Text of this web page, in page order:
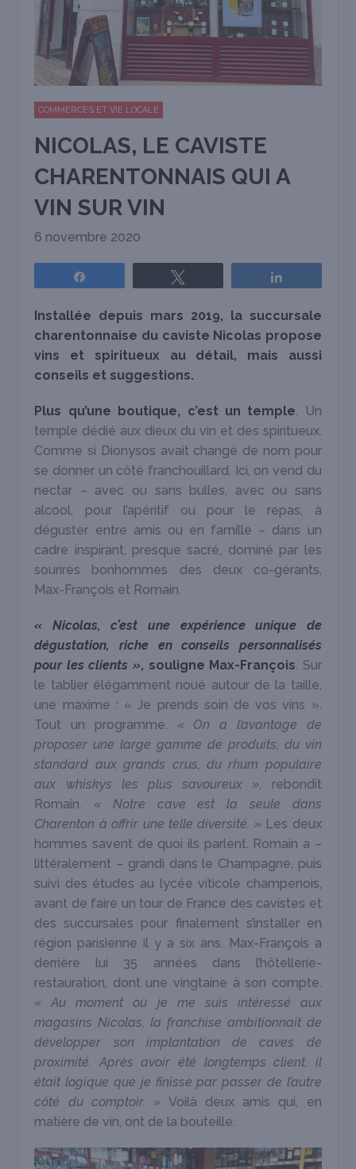
COMMERCES ET VIE LOCALE
NICOLAS, LE CAVISTE
CHARENTONNAIS QUI A
VIN SUR VIN
6 novembre 2020
Installée depuis mars 2019, la succursale
charentonnaise du caviste Nicolas propose
vins et spiritueux au détail, mais aussi
conseils et suggestions.
Plus qu’une boutique, c’est un temple. Un
temple dédié aux dieux du vin et des spiritueux.
Comme si Dionysos avait changé de nom pour
se donner un côté franchouillard. Ici, on vend du
nectar – avec ou sans bulles, avec ou sans
alcool, pour l’apéritif ou pour le repas, à
déguster entre amis ou en famille – dans un
cadre inspirant, presque sacré, dominé par les
sourires bonhommes des deux co-gérants,
Max-François et Romain.
« Nicolas, c’est une expérience unique de
dégustation, riche en conseils personnalisés
pour les clients », souligne Max-François. Sur
le tablier élégamment noué autour de la taille,
une maxime : « Je prends soin de vos vins ».
Tout un programme. « On a l’avantage de
proposer une large gamme de produits, du vin
standard aux grands crus, du rhum populaire
aux whiskys les plus savoureux », rebondit
Romain. « Notre cave est la seule dans
Charenton à offrir une telle diversité. » Les deux
hommes savent de quoi ils parlent. Romain a –
littéralement – grandi dans le Champagne, puis
suivi des études au lycée viticole champenois,
avant de faire un tour de France des cavistes et
des succursales pour finalement s’installer en
région parisienne il y a six ans. Max-François a
derrière lui 35 années dans l’hôtellerie-
restauration, dont une vingtaine à son compte.
« Au moment où je me suis intéressé aux
magasins Nicolas, la franchise ambitionnait de
développer son implantation de caves de
proximité. Après avoir été longtemps client, il
était logique que je finisse par passer de l’autre
côté du comptoir. » Voilà deux amis qui, en
matière de vin, ont de la bouteille.